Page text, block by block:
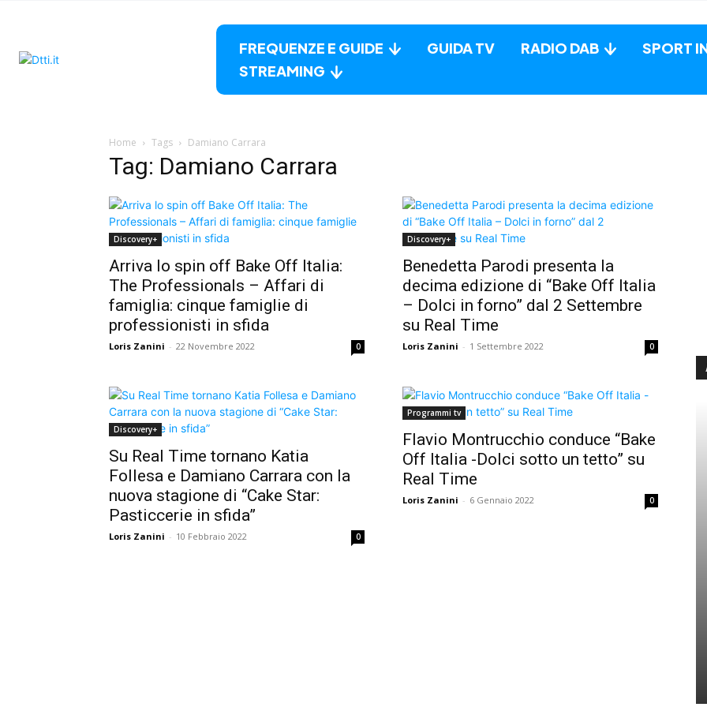
FREQUENZE E GUIDE GUIDA TV RADIO DAB SPORT
STREAMING
Home Tags Damiano Carrara
Tag: Damiano Carrara
Discovery+
Arriva lo spin off Bake Off Italia:
The Professionals – Affari di
famiglia: cinque famiglie di
professionisti in sfida
Loris Zanini - 22 Novembre 2022 0
Discovery+
Benedetta Parodi presenta la
decima edizione di “Bake Off Italia
– Dolci in forno” dal 2 Settembre
su Real Time
Loris Zanini - 1 Settembre 2022 0
Discovery+
Su Real Time tornano Katia
Follesa e Damiano Carrara con la
nuova stagione di “Cake Star:
Pasticcerie in sfida”
Loris Zanini - 10 Febbraio 2022 0
Programmi tv
Flavio Montrucchio conduce “Bake
Off Italia -Dolci sotto un tetto” su
Real Time
Loris Zanini - 6 Gennaio 2022 0